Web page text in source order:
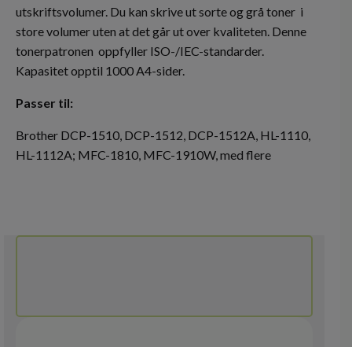
utskriftsvolumer. Du kan skrive ut sorte og grå toner i
store volumer uten at det går ut over kvaliteten. Denne
tonerpatronen oppfyller ISO-/IEC-standarder.
Kapasitet opptil 1000 A4-sider.
Passer til:
Brother DCP-1510, DCP-1512, DCP-1512A, HL-1110,
HL-1112A; MFC-1810, MFC-1910W, med flere